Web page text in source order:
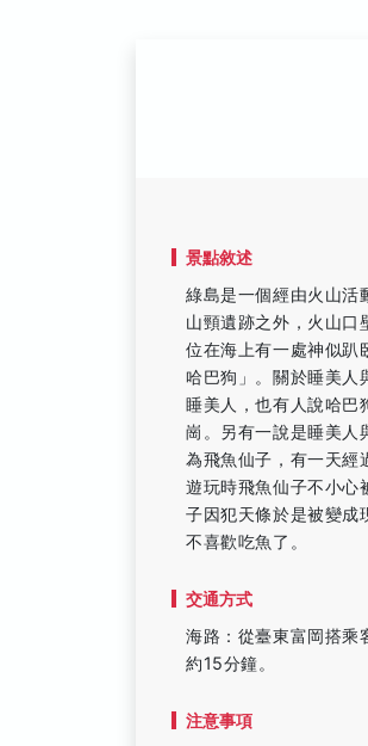
景點敘述
綠島是一個經由火山活
山頸遺跡之外，火山口
位在海上有一處神似趴
哈巴狗」。關於睡美人
睡美人，也有人說哈巴
崗。另有一說是睡美人
為飛魚仙子，有一天經
遊玩時飛魚仙子不小心
子因犯天條於是被變成
不喜歡吃魚了。
交通方式
海路：從臺東富岡搭乘
約15分鐘。
注意事項